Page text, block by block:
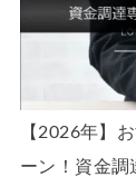
【2026年】
ーン！資金調